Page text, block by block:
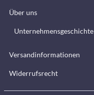
Über uns
Unternehmensgeschichte
Versandinformationen
Widerrufsrecht